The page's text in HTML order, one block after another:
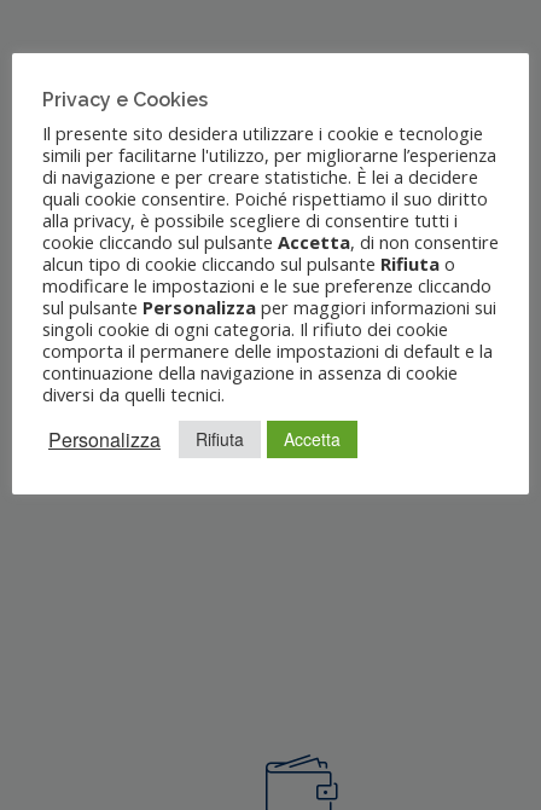
Una
storia
italiana
di
successo
da
più
70
Privacy e Cookies
Il presente sito desidera utilizzare i cookie e tecnologie
simili per facilitarne l'utilizzo, per migliorarne l’esperienza
di navigazione e per creare statistiche. È lei a decidere
quali cookie consentire. Poiché rispettiamo il suo diritto
alla privacy, è possibile scegliere di consentire tutti i
cookie cliccando sul pulsante Accetta, di non consentire
alcun tipo di cookie cliccando sul pulsante Rifiuta o
modificare le impostazioni e le sue preferenze cliccando
sul pulsante Personalizza per maggiori informazioni sui
singoli cookie di ogni categoria. Il rifiuto dei cookie
comporta il permanere delle impostazioni di default e la
continuazione della navigazione in assenza di cookie
diversi da quelli tecnici.
Personalizza Rifiuta Accetta